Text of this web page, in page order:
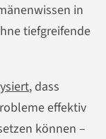
in
tiefgreifende
, dass
effektiv
können –